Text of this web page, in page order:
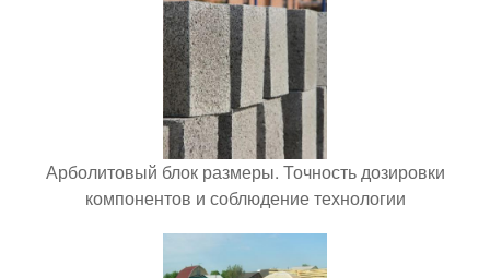
Арболитовый блок размеры. Точность дозировки
компонентов и соблюдение технологии